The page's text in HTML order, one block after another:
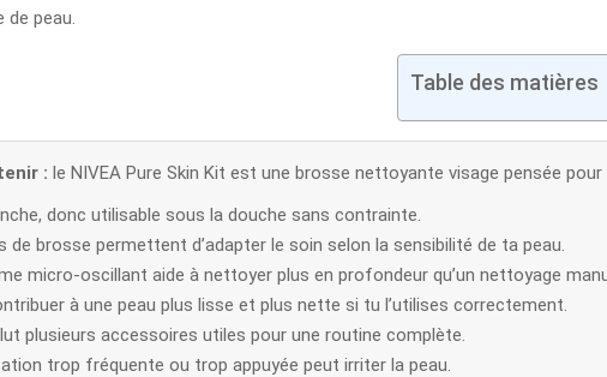
peau.
Table des matières
: le NIVEA Pure Skin Kit est une brosse nettoyante visage pensée
donc utilisable sous la douche sans contrainte.
de brosse permettent d’adapter le soin selon la sensibilité de ta peau.
micro-oscillant aide à nettoyer plus en profondeur qu’un nettoyage
à une peau plus lisse et plus nette si tu l’utilises correctement.
plusieurs accessoires utiles pour une routine complète.
trop fréquente ou trop appuyée peut irriter la peau.